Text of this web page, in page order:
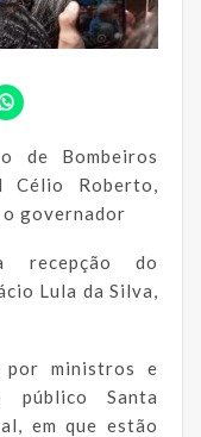
de Bombeiros
Célio Roberto,
o governador
recepção do
Lula da Silva,
por ministros e
público Santa
em que estão